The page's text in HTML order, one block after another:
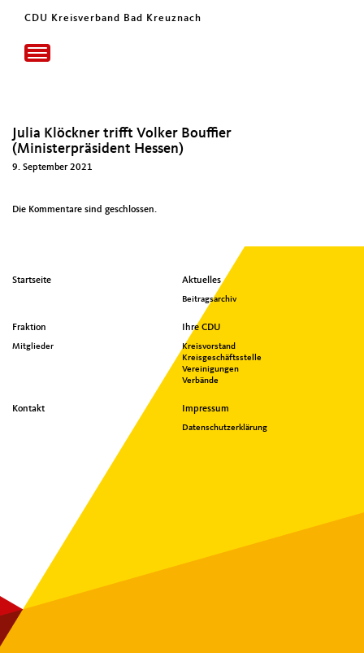
CDU Kreisverband Bad Kreuznach
Toggle
navigation
Julia Klöckner trifft Volker Bouffier
(Ministerpräsident Hessen)
9. September 2021
Die Kommentare sind geschlossen.
Seitenübersicht
Footer
Startseite Aktuelles
Beitragsarchiv
Fraktion
Mitglieder
Ihre CDU
Kreisvorstand
Kreisgeschäftsstelle
Vereinigungen
Verbände
Kontakt Impressum
Datenschutzerklärung